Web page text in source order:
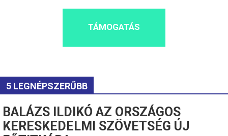
TÁMOGATÁS
5 LEGNÉPSZERŰBB
BALÁZS ILDIKÓ AZ ORSZÁGOS
KERESKEDELMI SZÖVETSÉG ÚJ